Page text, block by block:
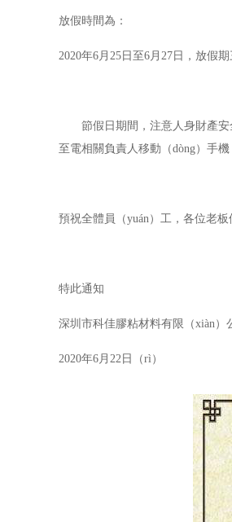
放假時間為：
2020年6月25日至6月27日，放假
節假日期間，注意人身財產
至電相關負責人移動（dòng）手
預祝全體員（yuán）工，各位老板
特此通知
深圳市科佳膠粘材料有限（xiàn）
2020年6月22日（rì）